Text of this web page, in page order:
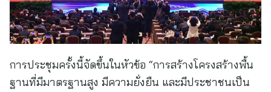
การประชุมครั้งนี้จัดขึ้นในหัวข้อ “การสร้างโครงสร้างพื้น
ฐานที่มีมาตรฐานสูง มีความยั่งยืน และมีประชาชนเป็น